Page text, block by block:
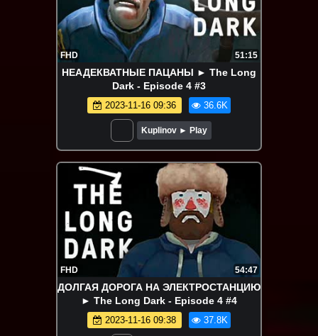
FHD 51:15
НЕАДЕКВАТНЫЕ ПАЦАНЫ ► The Long
Dark - Episode 4 #3
2023-11-16 09:36 36.6K
Kuplinov ► Play
FHD 54:47
ДОЛГАЯ ДОРОГА НА ЭЛЕКТРОСТАНЦИЮ
► The Long Dark - Episode 4 #4
2023-11-16 09:38 37.8K